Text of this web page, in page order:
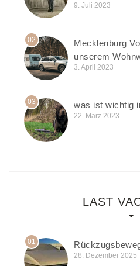
9. Juli 2023
02
Mecklenburg
unserem
3. April 2023
03 was ist wichtig
22. März 2023
LAST
01
28. Dezember 2025